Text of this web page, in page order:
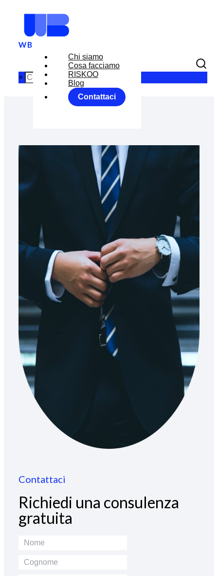
Chi siamo
Cosa facciamo
RISKOO
Blog
Contattaci
×
Contattaci
Richiedi una consulenza
gratuita